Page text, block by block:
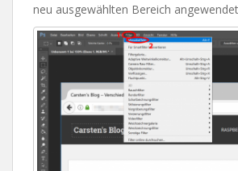
neu ausgewählten Bereich